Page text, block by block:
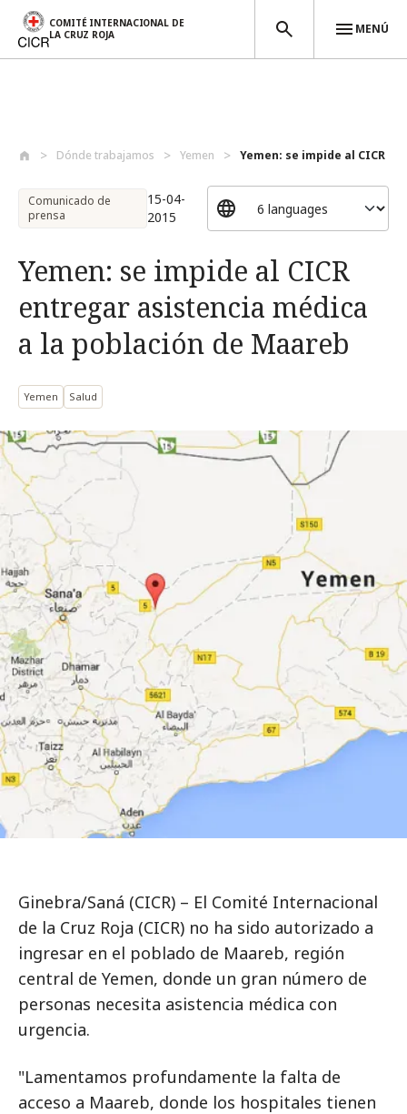
COMITÉ INTERNACIONAL DE
LA CRUZ ROJA
MENÚ
Dónde trabajamos Yemen Yemen: se impide al CICR
Comunicado de
prensa
15-04-
2015
Yemen: se impide al CICR
entregar asistencia médica
a la población de Maareb
Yemen Salud
Ginebra/Saná (CICR) – El Comité Internacional
de la Cruz Roja (CICR) no ha sido autorizado a
ingresar en el poblado de Maareb, región
central de Yemen, donde un gran número de
personas necesita asistencia médica con
urgencia.
"Lamentamos profundamente la falta de
acceso a Maareb, donde los hospitales tienen